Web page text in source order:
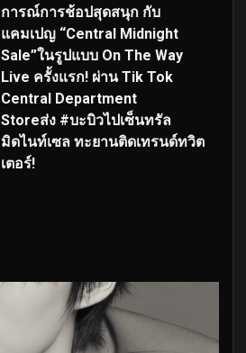
การณ์การช้อปสุดสนุก กับ
แคมเปญ “Central Midnight
Sale”ในรูปแบบ On The Way
Live ครั้งแรก! ผ่าน Tik Tok
Central Department
Storeส่ง #บะบิวไปเซ็นทรัล
มิดไนท์เซล ทะยานติดเทรนด์ทวิต
เตอร์!